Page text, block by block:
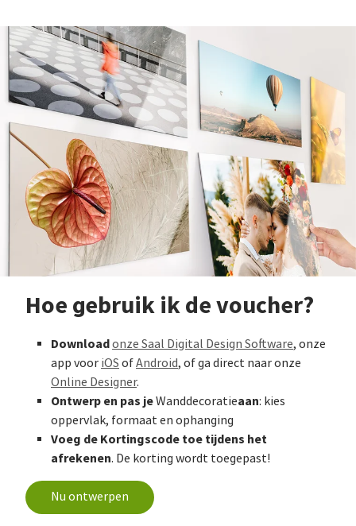
Hoe gebruik ik de voucher?
Downloadonze Saal Digital Design Software, onze
app voor iOS ofAndroid, of ga direct naar onze
Online Designer.
Ontwerp en pas jeWanddecoratieaan: kies
oppervlak, formaat en ophanging
Voeg de Kortingscode toe tijdens het
afrekenen. De korting wordt toegepast!
Nu ontwerpen